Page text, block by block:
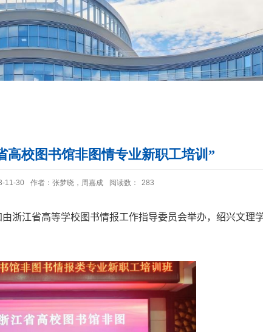
高校图书馆非图情专业新职工培训”
11-30 作者：张梦晓，周嘉成 阅读数： 283
浙江省高等学校图书情报工作指导委员会举办，绍兴文理